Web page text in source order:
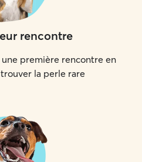
rencontre
première rencontre en
la perle rare